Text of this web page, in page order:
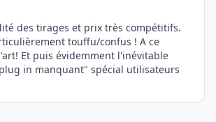
des tirages et prix très compétitifs.
touffu/confus ! A ce
Et puis évidemment l'inévitable
in manquant" spécial utilisateurs